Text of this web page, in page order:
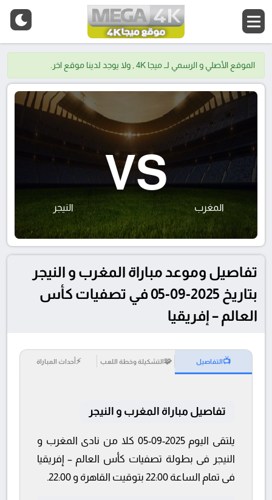
الموقع الأصلي و الرسمي لــ ميجا 4K , ولا يوجد لدينا موقع اخر.
المغرب
VS
النيجر
تفاصيل وموعد مباراة المغرب و النيجر
بتاريخ 2025-09-05 في تصفيات كأس
العالم – إفريقيا
📺التفاصيل 🧩التشكيلة وخطة اللعب ⚡أحداث المباراة
تفاصيل مباراة المغرب و النيجر
يلتقى اليوم 2025-09-05 كلا من نادى المغرب و
النيجر فى بطولة تصفيات كأس العالم – إفريقيا
فى تمام الساعة 22:00 بتوقيت القاهرة و 22:00.